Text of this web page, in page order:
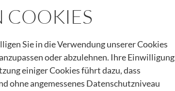
COOKIES
Sie in die Verwendung unserer Cookies
oder abzulehnen. Ihre Einwilligung
einiger Cookies führt dazu, dass
ohne angemessenes Datenschutzniveau